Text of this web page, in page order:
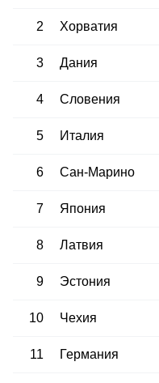
2 Хорватия
3 Дания
4 Словения
5 Италия
6 Сан-Марино
7 Япония
8 Латвия
9 Эстония
10 Чехия
11 Германия